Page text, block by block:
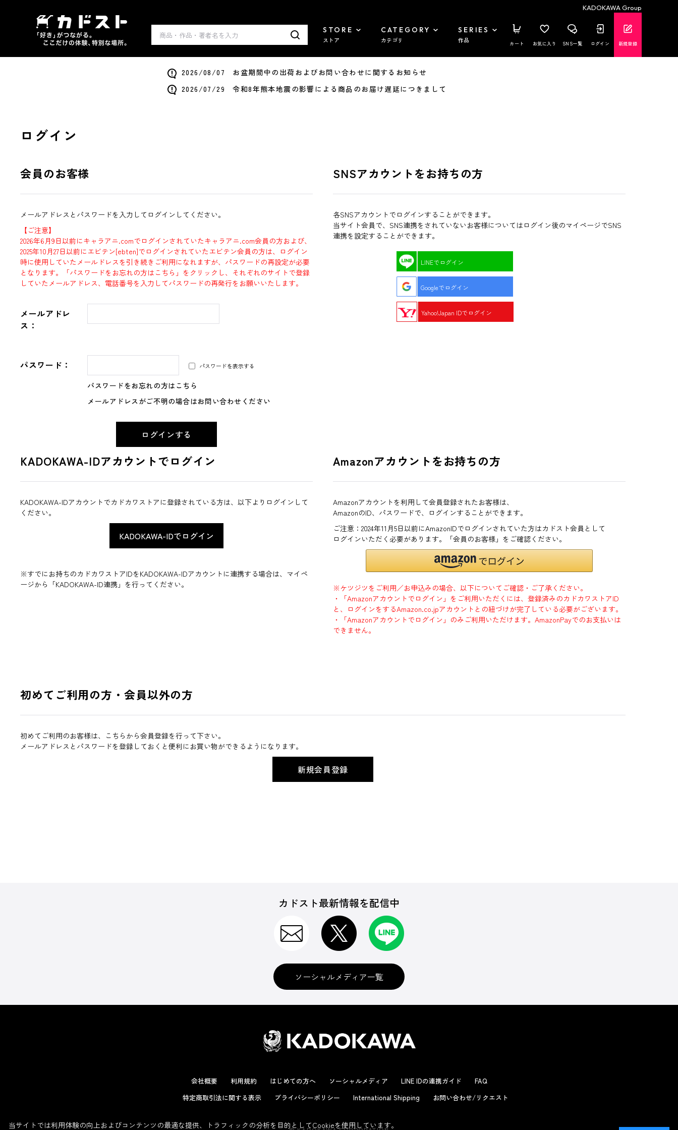
KADOKAWA Group
STORE
ストア
CATEGORY
カテゴリ
SERIES
作品 カート お気に入り SNS一覧 ログイン 新規登録
2026/08/07 お盆期間中の出荷およびお問い合わせに関するお知らせ
2026/07/29 令和8年熊本地震の影響による商品のお届け遅延につきまして
ログイン
会員のお客様
メールアドレスとパスワードを入力してログインしてください。
【ご注意】
2026年6月9日以前にキャラアニ.comでログインされていたキャラアニ.com会員の方および、
2025年10月27日以前にエビテン[ebten]でログインされていたエビテン会員の方は、ログイン
時に使用していたメールドレスを引き続きご利用になれますが、パスワードの再設定が必要
となります。「パスワードをお忘れの方はこちら」をクリックし、それぞれのサイトで登録
していたメールアドレス、電話番号を入力してパスワードの再発行をお願いいたします。
メールアドレ
ス：
パスワード： パスワードを表示する
パスワードをお忘れの方はこちら
メールアドレスがご不明の場合はお問い合わせください
KADOKAWA-IDアカウントでログイン
KADOKAWA-IDアカウントでカドカワストアに登録されている方は、以下よりログインして
ください。
※すでにお持ちのカドカワストアIDをKADOKAWA-IDアカウントに連携する場合は、マイペ
ージから「KADOKAWA-ID連携」を行ってください。
SNSアカウントをお持ちの方
各SNSアカウントでログインすることができます。
当サイト会員で、SNS連携をされていないお客様についてはログイン後のマイページでSNS
連携を設定することができます。
LINEでログイン
Googleでログイン
Yahoo!Japan IDでログイン
Amazonアカウントをお持ちの方
Amazonアカウントを利用して会員登録されたお客様は、
AmazonのID、パスワードで、ログインすることができます。
ご注意：2024年11月5日以前にAmazonIDでログインされていた方はカドスト会員として
ログインいただく必要があります。「会員のお客様」をご確認ください。
※ケツジツをご利用／お申込みの場合、以下についてご確認・ご了承ください。
・「Amazonアカウントでログイン」をご利用いただくには、登録済みのカドカワストアID
と、ログインをするAmazon.co.jpアカウントとの紐づけが完了している必要がございます。
・「Amazonアカウントでログイン」のみご利用いただけます。AmazonPayでのお支払いは
できません。
初めてご利用の方・会員以外の方
初めてご利用のお客様は、こちらから会員登録を行って下さい。
メールアドレスとパスワードを登録しておくと便利にお買い物ができるようになります。
カドスト最新情報を配信中
ソーシャルメディア一覧
会社概要 利用規約 はじめての方へ ソーシャルメディア LINE IDの連携ガイド
FAQ
特定商取引法に関する表示
プライバシーポリシー International Shipping お問い合わせ/リクエスト
当サイトでは利用体験の向上およびコンテンツの最適な提供、トラフィックの分析を目的としてCookieを使用しています。